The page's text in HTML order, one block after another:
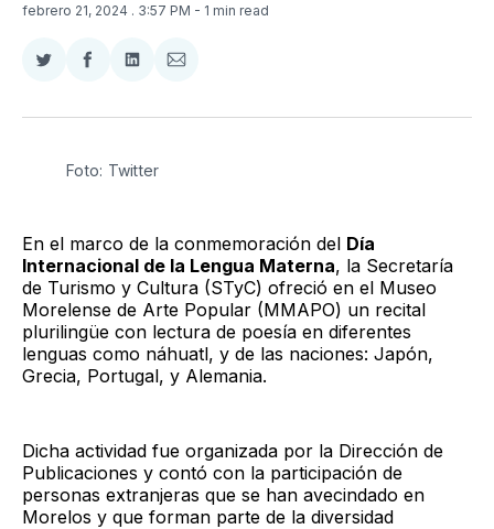
febrero 21, 2024 . 3:57 PM - 1 min read
Compartir
Twitter
Compartir
Facebook
Compartir
LinkedIn
Compartir
Email
Foto: Twitter
En el marco de la conmemoración del Día
Internacional de la Lengua Materna, la Secretaría
de Turismo y Cultura (STyC) ofreció en el Museo
Morelense de Arte Popular (MMAPO) un recital
plurilingüe con lectura de poesía en diferentes
lenguas como náhuatl, y de las naciones: Japón,
Grecia, Portugal, y Alemania.
Dicha actividad fue organizada por la Dirección de
Publicaciones y contó con la participación de
personas extranjeras que se han avecindado en
Morelos y que forman parte de la diversidad